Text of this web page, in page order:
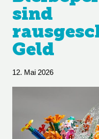
sind
Geld
12. Mai 2026